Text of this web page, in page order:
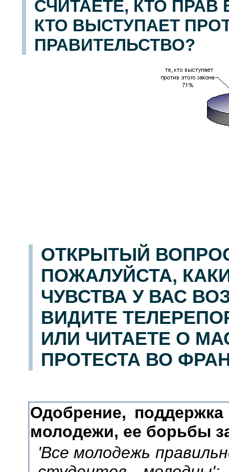
СЧИТАЕТЕ, КТО
КТО ВЫСТУПАЕТ
ПРАВИТЕЛЬСТВО?
ОТКРЫТЫЙ
ПОЖАЛУЙСТА,
ЧУВСТВА У ВАС
ВИДИТЕ
ИЛИ ЧИТАЕТЕ О
ПРОТЕСТА ВО
Одобрение,
молодежи, ее борьбы
'Все молодежь